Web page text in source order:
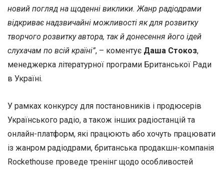
новий погляд на щоденні виклики. Жанр радіодрами
відкриває надзвичайні можливості як для розвитку
творчого розвитку автора, так й донесення його ідей
слухачам по всій країні”, – коментує Даша Стокоз,
менеджерка літературної програми Британської Ради
в Україні.
У рамках конкурсу для постановників і продюсерів
Українського радіо, а також інших радіостанцій та
онлайн-платформ, які працюють або хочуть працювати
із жанром радіодрами, британська продакшн-компанія
Rockethouse проведе тренінг щодо особливостей